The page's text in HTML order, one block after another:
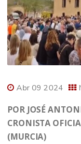
Abr 09 2024
POR JOSÉ
CRONISTA
(MURCIA)